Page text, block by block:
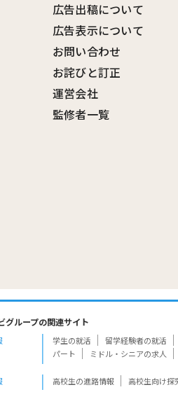
広告出稿について
広告表示について
お問い合わせ
お詫びと訂正
運営会社
監修者一覧
グループの関連サイト
学生の就活 留学経験者の就活
パート
ミドル・シニアの求人
高校生の進路情報 高校生向け探